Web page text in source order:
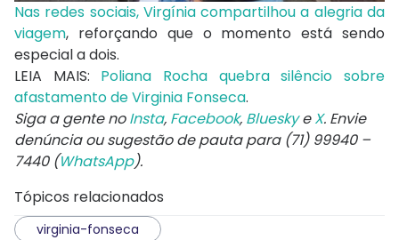
Nas redes sociais, Virgínia compartilhou a alegria da
viagem, reforçando que o momento está sendo
especial a dois.
LEIA MAIS: Poliana Rocha quebra silêncio sobre
afastamento de Virginia Fonseca.
Siga a gente noInsta, Facebook, BlueskyeX. Envie
denúncia ou sugestão de pauta para (71) 99940 –
7440 (WhatsApp).
Tópicos relacionados
virginia-fonseca